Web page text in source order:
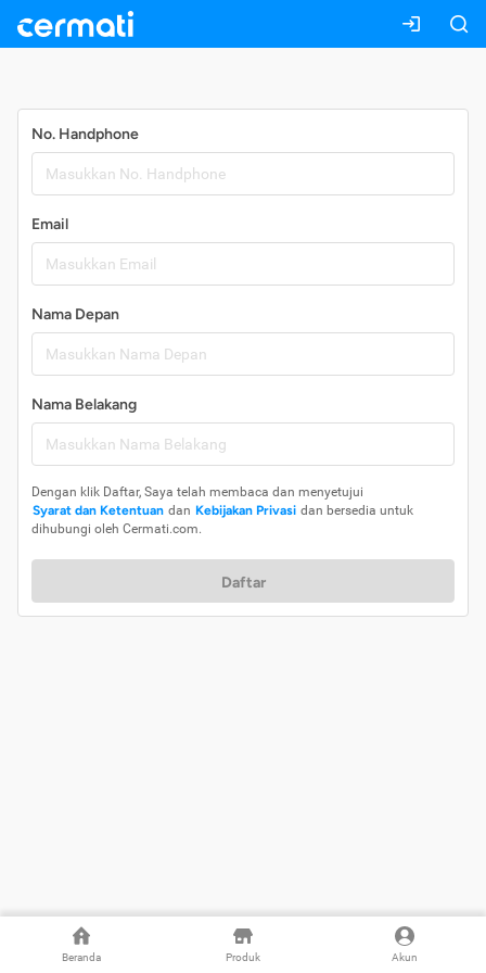
Beranda Produk Akun
No. Handphone
Email
Nama Depan
Nama Belakang
Dengan klik Daftar, Saya telah membaca dan menyetujui
Syarat dan Ketentuan dan Kebijakan Privasi dan bersedia untuk
dihubungi oleh Cermati.com.
Daftar